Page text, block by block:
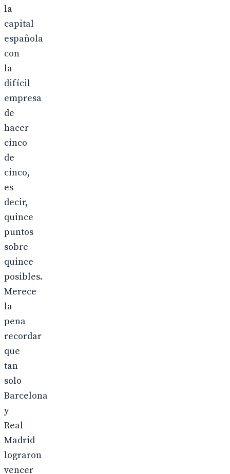
la
capital
española
con
la
difícil
empresa
de
hacer
cinco
de
cinco,
es
decir,
quince
puntos
sobre
quince
posibles.
Merece
la
pena
recordar
que
tan
solo
Barcelona
y
Real
Madrid
lograron
vencer